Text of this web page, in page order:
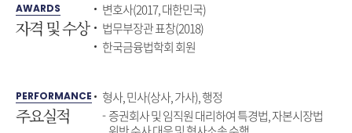
AWARDS
자격 및 수상
변호사(2017, 대한민국)
법무부장관 표창(2018)
한국금융법학회 회원
PERFORMANCE
주요실적
형사, 민사(상사, 가사), 행정
증권회사 및 임직원 대리하여 특경법, 자본시장법